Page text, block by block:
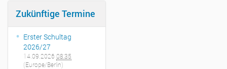
Zukünftige Termine
Erster Schultag
2026/27
14.09.2026 08:35
(Europe/Berlin)